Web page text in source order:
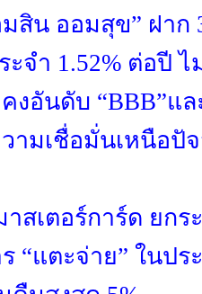
มสิน ออมสุข” ฝาก
ะจำ 1.52% ต่อปี
คงอันดับ “BBB”แ
ามเชื่อมั่นเหนือปั
สเตอร์การ์ด ยกร
“แตะจ่าย” ในป